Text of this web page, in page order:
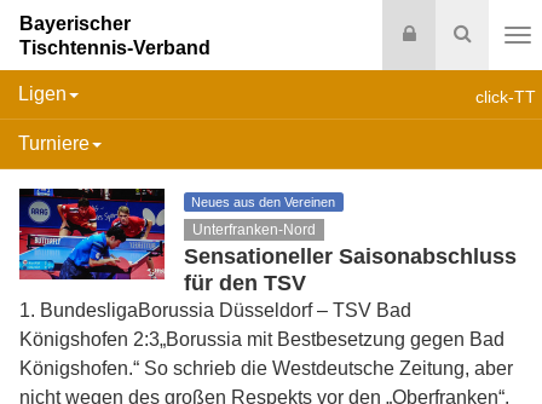
Suche
Login
Bayerischer
Tischtennis-Verband
click-TT
Ligen
Turniere
Neues aus den Vereinen
Unterfranken-Nord
Sensationeller Saisonabschluss
für den TSV
1. BundesligaBorussia Düsseldorf – TSV Bad
Königshofen 2:3„Borussia mit Bestbesetzung gegen Bad
Königshofen.“ So schrieb die Westdeutsche Zeitung, aber
nicht wegen des großen Respekts vor den „Oberfranken“.